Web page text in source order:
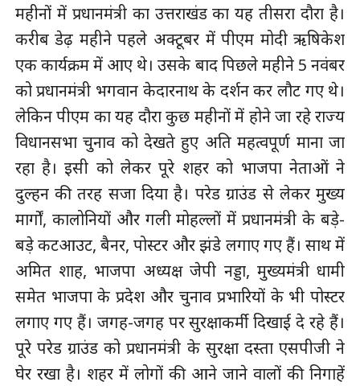
महीनों में प्रधानमंत्री का उत्तराखंड का यह तीसरा दौरा है।
करीब डेढ़ महीने पहले अक्टूबर में पीएम मोदी ऋषिकेश
एक कार्यक्रम में आए थे। उसके बाद पिछले महीने 5 नवंबर
को प्रधानमंत्री भगवान केदारनाथ के दर्शन कर लौट गए थे।
लेकिन पीएम का यह दौरा कुछ महीनों में होने जा रहे राज्य
विधानसभा चुनाव को देखते हुए अति महत्वपूर्ण माना जा
रहा है। इसी को लेकर पूरे शहर को भाजपा नेताओं ने
दुल्हन की तरह सजा दिया है। परेड ग्राउंड से लेकर मुख्य
मार्गों, कालोनियों और गली मोहल्लों में प्रधानमंत्री के बड़े-
बड़े कटआउट, बैनर, पोस्टर और झंडे लगाए गए हैं। साथ में
अमित शाह, भाजपा अध्यक्ष जेपी नड्डा, मुख्यमंत्री धामी
समेत भाजपा के प्रदेश और चुनाव प्रभारियों के भी पोस्टर
लगाए गए हैं। जगह-जगह पर सुरक्षाकर्मी दिखाई दे रहे हैं।
पूरे परेड ग्राउंड को प्रधानमंत्री के सुरक्षा दस्ता एसपीजी ने
घेर रखा है। शहर में लोगों की आने जाने वालों की निगाहें